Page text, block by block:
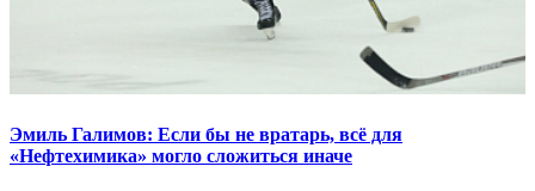
Эмиль Галимов: Если бы не вратарь, всё для
«Нефтехимика» могло сложиться иначе